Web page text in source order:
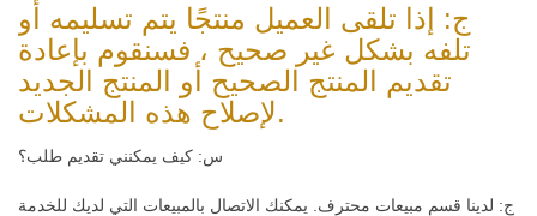
ج: إذا تلقى العميل منتجًا يتم تسليمه أو
تلفه بشكل غير صحيح ، فسنقوم بإعادة
تقديم المنتج الصحيح أو المنتج الجديد
لإصلاح هذه المشكلات.
س: كيف يمكنني تقديم طلب؟
ج: لدينا قسم مبيعات محترف. يمكنك الاتصال بالمبيعات التي لديك للخدمة